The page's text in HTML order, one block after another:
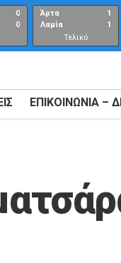
0
0
Άρτα
Λαμία
1
1
Τελικό
αποτέλεσμα
ΕΠΙΚΟΙΝΩΝΊΑ –